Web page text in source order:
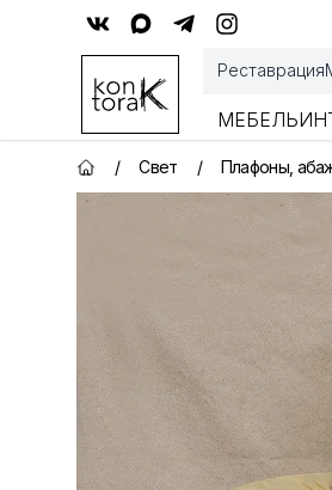
Реставрация
МЕБЕЛЬ
Главная страница
/ Свет / Плафоны,